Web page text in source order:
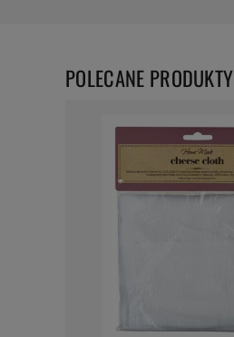
POLECANE PRODUKTY